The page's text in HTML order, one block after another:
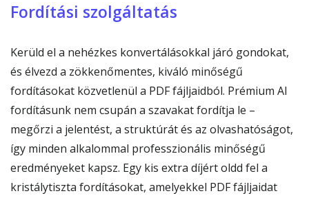
Fordítási szolgáltatás
Kerüld el a nehézkes konvertálásokkal járó gondokat,
és élvezd a zökkenőmentes, kiváló minőségű
fordításokat közvetlenül a PDF fájljaidból. Prémium AI
fordításunk nem csupán a szavakat fordítja le –
megőrzi a jelentést, a struktúrát és az olvashatóságot,
így minden alkalommal professzionális minőségű
eredményeket kapsz. Egy kis extra díjért oldd fel a
kristálytiszta fordításokat, amelyekkel PDF fájljaidat